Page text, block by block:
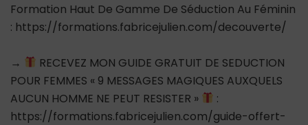
Formation Haut De Gamme De Séduction Au Féminin
: https://formations.fabricejulien.com/decouverte/
→
RECEVEZ MON GUIDE GRATUIT DE SEDUCTION
POUR FEMMES « 9 MESSAGES MAGIQUES AUXQUELS
AUCUN HOMME NE PEUT RESISTER »
:
https://formations.fabricejulien.com/guide-offert-